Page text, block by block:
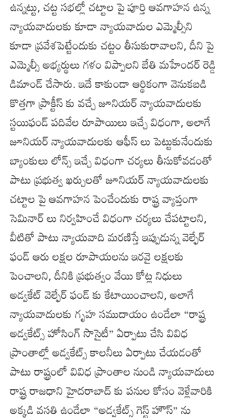
ఉన్నట్టు, చట్ట సభల్లో చట్టాల పై పూర్తి ఆవగాహన ఉన్న
న్యాయవాదులకు కూడా న్యాయవాదుల ఎమ్మెల్సీని
కూడా ప్రవేశపెట్టేందుకు చట్టం తీసుకురావాలని, దీని పై
ఎమ్మెల్సీ అభ్యర్థులు గళం విప్పాలని బేతి మహేందర్ రెడ్డి
డిమాండ్ చేసారు. ఇదే కాకుండా ఆర్థికంగా వెనుకబడి
కొత్తగా ప్రాక్టీస్ కు వచ్చే జూనియర్ న్యాయవాదులకు
స్టయిఫండ్ పదివేల రూపాయిలు ఇచ్చే విధంగా, అలాగే
జూనియర్ న్యాయవాదులకు ఆఫీస్ లు పెట్టుకునేందుకు
బ్యాంకులు లోన్స్ ఇచ్చే విధంగా చర్యలు తీసుకోవడంతో
పాటు ప్రభుత్వ ఖర్చులతో జూనియర్ న్యాయవాదులకు
చట్టాల పై ఆవగాహన పెంచేందుకు రాష్ట్ర వ్యాప్తంగా
సెమినార్ లు నిర్వహించే విధంగా చర్యలు చేపట్టాలని,
వీటితో పాటు న్యాయవాది మరణిస్తే ఇప్పుడున్న వెల్ఫేర్
ఫండ్ ఆరు లక్షల రూపాయలను ఇరవై లక్షలకు
పెంచాలని, దీనికి ప్రభుత్వం వేయి కోట్ల నిధులు
అడ్వకేట్ వెల్ఫేర్ ఫండ్ కు కేటాయించాలని, అలాగే
న్యాయవాదులకు గృహ సముదాయం ఉండేలా “రాష్ట్ర
అడ్వకేట్స్ హోసింగ్ సొసైటీ” ఏర్పాటు చేసి వివిధ
ప్రాంతాల్లో అడ్వకేట్స్ కాలనీలు ఏర్పాటు చేయడంతో
పాటు రాష్ట్రంలో వివిధ ప్రాంతాల నుండి న్యాయవాదులు
రాష్ట్ర రాజధాని హైదరాబాద్ కు పనుల కోసం వెళ్లేవారికి
అక్కడి వసతి ఉండేలా “అడ్వకేట్స్ గెస్ట్ హౌస్” ను